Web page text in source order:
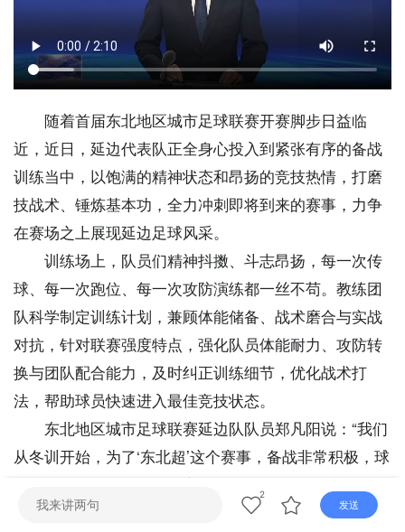
延边卫健 延边医保
延边商务 延边好就业
直播 电视 广播
随着首届东北地区城市足球联赛开赛脚步日益临
近，近日，延边代表队正全身心投入到紧张有序的备战
训练当中，以饱满的精神状态和昂扬的竞技热情，打磨
技战术、锤炼基本功，全力冲刺即将到来的赛事，力争
在赛场之上展现延边足球风采。
训练场上，队员们精神抖擞、斗志昂扬，每一次传
球、每一次跑位、每一次攻防演练都一丝不苟。教练团
队科学制定训练计划，兼顾体能储备、战术磨合与实战
对抗，针对联赛强度特点，强化队员体能耐力、攻防转
换与团队配合能力，及时纠正训练细节，优化战术打
法，帮助球员快速进入最佳竞技状态。
东北地区城市足球联赛延边队队员郑凡阳说：“我们
从冬训开始，为了‘东北超’这个赛事，备战非常积极，球
队氛围也特别好，为了给家乡人民带来一个好的成绩，
我们会全力以赴打好每一场比赛。”
2
发送